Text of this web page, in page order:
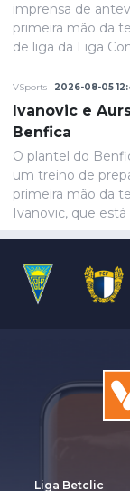
imprensa de
primeira mão da
de liga da Liga
VSports 2026-08-05
Ivanovic e
Benfica
O plantel do
um treino de
primeira mão da
Ivanovic, que
gastroenterite,
Umeh.
Liga Betclic